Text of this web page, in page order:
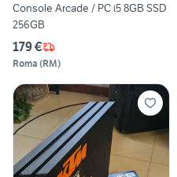
Console Arcade / PC i5 8GB SSD
256GB
179 €
Roma (RM)